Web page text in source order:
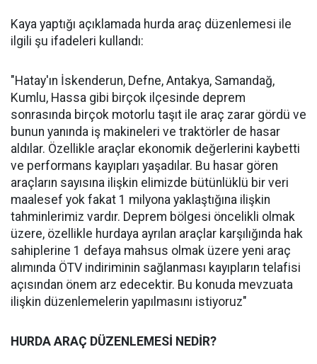
Kaya yaptığı açıklamada hurda araç düzenlemesi ile
ilgili şu ifadeleri kullandı:
"Hatay'ın İskenderun, Defne, Antakya, Samandağ,
Kumlu, Hassa gibi birçok ilçesinde deprem
sonrasında birçok motorlu taşıt ile araç zarar gördü ve
bunun yanında iş makineleri ve traktörler de hasar
aldılar. Özellikle araçlar ekonomik değerlerini kaybetti
ve performans kayıpları yaşadılar. Bu hasar gören
araçların sayısına ilişkin elimizde bütünlüklü bir veri
maalesef yok fakat 1 milyona yaklaştığına ilişkin
tahminlerimiz vardır. Deprem bölgesi öncelikli olmak
üzere, özellikle hurdaya ayrılan araçlar karşılığında hak
sahiplerine 1 defaya mahsus olmak üzere yeni araç
alımında ÖTV indiriminin sağlanması kayıpların telafisi
açısından önem arz edecektir. Bu konuda mevzuata
ilişkin düzenlemelerin yapılmasını istiyoruz"
HURDA ARAÇ DÜZENLEMESİ NEDİR?